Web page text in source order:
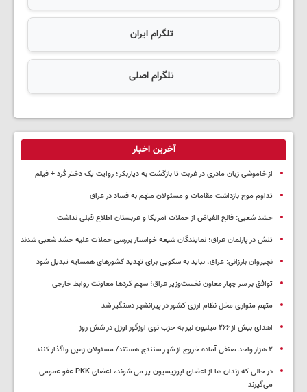
تلگرام ایران
تلگرام اصلی
آخرین اخبار
از خاموشی زبان مادری در غربت تا بازگشت به دیاربکر؛ روایت یک دختر کُرد + فیلم
تداوم موج بازداشت مقامات و مسئولان متهم به فساد در عراق
حشد شعبی: فالح الفیاض از حملات آمریکا و عربستان اطلاع قبلی نداشت
تنش در پارلمان عراق؛ نمایندگان شیعه خواستار بررسی حملات علیه حشد شعبی شدند
نچیروان بارزانی: عراق، نباید به سکویی برای تهدید کشورهای همسایه تبدیل شود
توافق بر سر چهار معاون نخست‌وزیر عراق؛ سهم کردها معاونت روابط خارجی
متهم متواری مخل نظام ارزی کشور در پیرانشهر دستگیر شد
اهدای بیش از ۲۶۶ میلیون لیر به حزب نوی اوزگور اوزل در شش روز
۲ هزار واحد صنفی آماده خروج از شهر سنندج هستند/ مسئولان زمین واگذار کنند
در حالی که زندان ها از اعضای اپوزیسیون پر می شوند، اعضای PKK عفو عمومی
می‌گیرند